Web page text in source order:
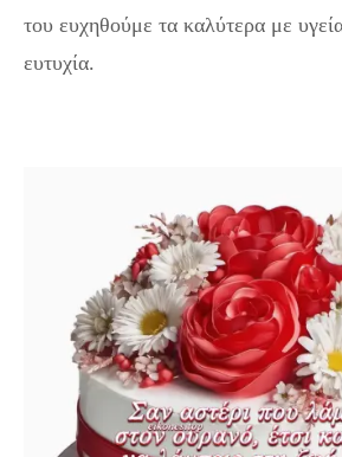
του ευχηθούμε τα καλύτερα με
ευτυχία.